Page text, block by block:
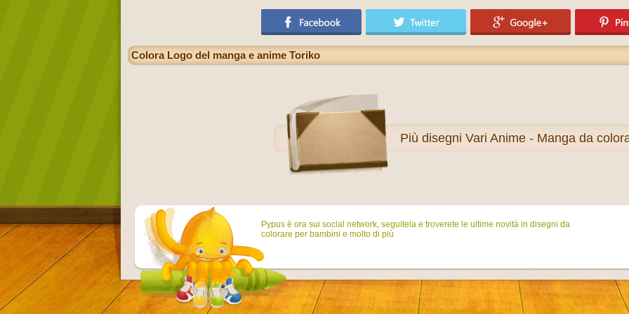
Colora Logo del manga e anime Toriko
Più disegni Vari Anime - Manga da
Pypus è ora sui social network, seguitela e troverete le ultime novità in disegni da
colorare per bambini e molto di più